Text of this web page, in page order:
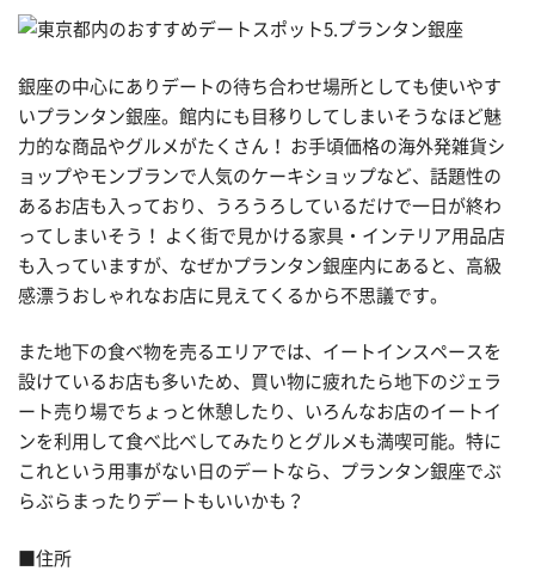
銀座の中心にありデートの待ち合わせ場所としても使いやす
いプランタン銀座。館内にも目移りしてしまいそうなほど魅
力的な商品やグルメがたくさん！ お手頃価格の海外発雑貨シ
ョップやモンブランで人気のケーキショップなど、話題性の
あるお店も入っており、うろうろしているだけで一日が終わ
ってしまいそう！ よく街で見かける家具・インテリア用品店
も入っていますが、なぜかプランタン銀座内にあると、高級
感漂うおしゃれなお店に見えてくるから不思議です。
また地下の食べ物を売るエリアでは、イートインスペースを
設けているお店も多いため、買い物に疲れたら地下のジェラ
ート売り場でちょっと休憩したり、いろんなお店のイートイ
ンを利用して食べ比べしてみたりとグルメも満喫可能。特に
これという用事がない日のデートなら、プランタン銀座でぶ
らぶらまったりデートもいいかも？
■住所